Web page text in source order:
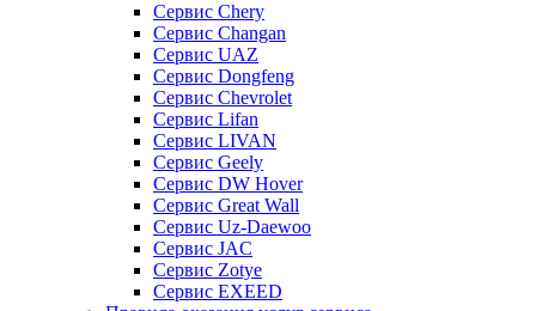
Сервис Chery
Сервис Changan
Сервис UAZ
Сервис Dongfeng
Сервис Chevrolet
Сервис Lifan
Сервис LIVAN
Сервис Geely
Сервис DW Hover
Сервис Great Wall
Сервис Uz-Daewoo
Сервис JAC
Сервис Zotye
Сервис EXEED